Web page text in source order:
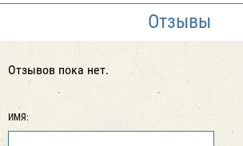
Отзывы
Отзывов пока нет.
ИМЯ: